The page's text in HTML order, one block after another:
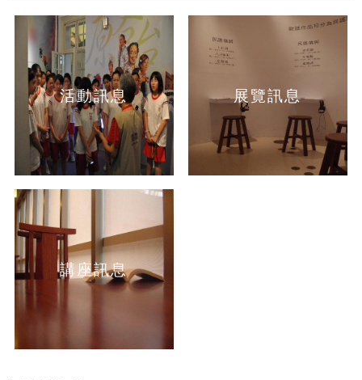
活動訊息 展覽訊息
講座訊息